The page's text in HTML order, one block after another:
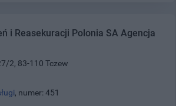
i Reasekuracji Polonia SA Agencja
2, 83-110 Tczew
, numer: 451